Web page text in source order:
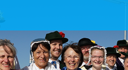
Inhalt
springen